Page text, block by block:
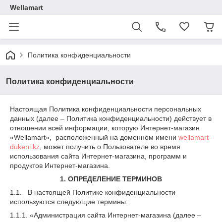
Wellamart
Политика конфиденциальности
Политика конфиденциальности
Настоящая Политика конфиденциальности персональных
данных (далее – Политика конфиденциальности) действует в
отношении всей информации, которую Интернет-магазин
«Wellamart», расположенный на доменном имени wellamart-
dukeni.kz , может получить о Пользователе во время
использования сайта Интернет-магазина, программ и
продуктов Интернет-магазина.
1. ОПРЕДЕЛЕНИЕ ТЕРМИНОВ
1.1. В настоящей Политике конфиденциальности
используются следующие термины:
1.1.1. «Администрация сайта Интернет-магазина (далее –